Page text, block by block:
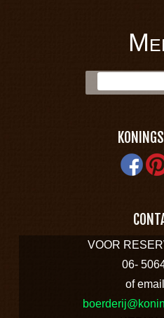
BOERDERIJ
KONINGSHOEVE
VOOR
06-
of